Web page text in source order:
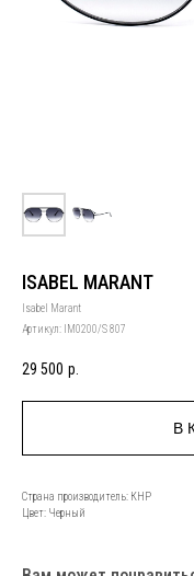
ISABEL MARANT
Isabel Marant
Артикул: IM0200/S 807
29 500 р.
В
Страна производитель: КНР
Цвет: Черный